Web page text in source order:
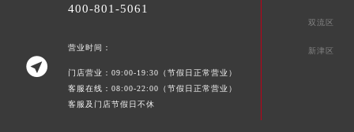
400-801-5061

营业时间：
门店营业：09:00-19:30（节假日正常营业）
客服在线：08:00-22:00（节假日正常营业）
客服及门店节假日不休
双流区
新津区